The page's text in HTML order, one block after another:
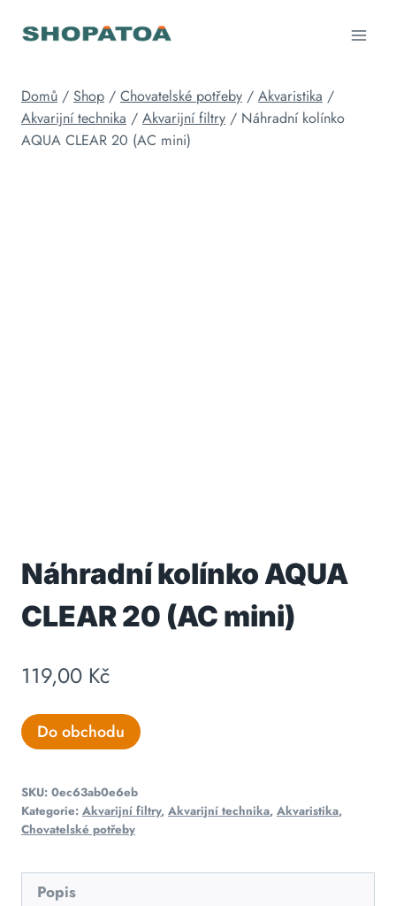
Domů / Shop / Chovatelské potřeby / Akvaristika /
Akvarijní technika / Akvarijní filtry / Náhradní kolínko
AQUA CLEAR 20 (AC mini)
Náhradní kolínko AQUA
CLEAR 20 (AC mini)
119,00 Kč
Do obchodu
SKU: 0ec63ab0e6eb
Kategorie: Akvarijní filtry, Akvarijní technika, Akvaristika,
Chovatelské potřeby
Popis